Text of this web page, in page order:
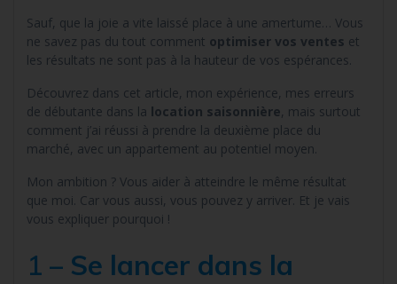
Sauf, que la joie a vite laissé place à une amertume… Vous
ne savez pas du tout comment optimiser vos ventes et
les résultats ne sont pas à la hauteur de vos espérances.
Découvrez dans cet article, mon expérience, mes erreurs
de débutante dans la location saisonnière, mais surtout
comment j’ai réussi à prendre la deuxième place du
marché, avec un appartement au potentiel moyen.
Mon ambition ? Vous aider à atteindre le même résultat
que moi. Car vous aussi, vous pouvez y arriver. Et je vais
vous expliquer pourquoi !
1 – Se lancer dans la